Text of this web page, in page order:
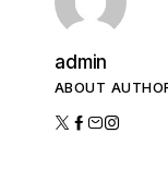
admin
ABOUT